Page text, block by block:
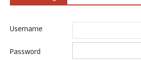
Username
Password